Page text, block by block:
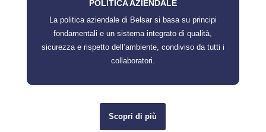
POLITICA AZIENDALE
La politica aziendale di Belsar si basa su principi
fondamentali e un sistema integrato di qualità,
sicurezza e rispetto dell’ambiente, condiviso da tutti i
collaboratori.
Scopri di più